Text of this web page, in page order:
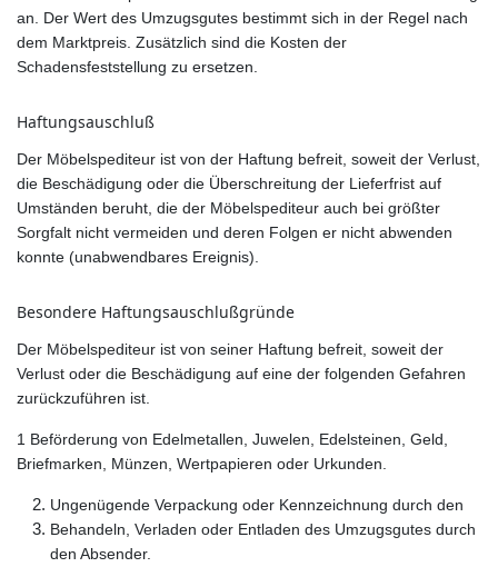
an. Der Wert des Umzugsgutes bestimmt sich in der Regel nach
dem Marktpreis. Zusätzlich sind die Kosten der
Schadensfeststellung zu ersetzen.
Haftungsauschluß
Der Möbelspediteur ist von der Haftung befreit, soweit der Verlust,
die Beschädigung oder die Überschreitung der Lieferfrist auf
Umständen beruht, die der Möbelspediteur auch bei größter
Sorgfalt nicht vermeiden und deren Folgen er nicht abwenden
konnte (unabwendbares Ereignis).
Besondere Haftungsauschlußgründe
Der Möbelspediteur ist von seiner Haftung befreit, soweit der
Verlust oder die Beschädigung auf eine der folgenden Gefahren
zurückzuführen ist.
1 Beförderung von Edelmetallen, Juwelen, Edelsteinen, Geld,
Briefmarken, Münzen, Wertpapieren oder Urkunden.
Ungenügende Verpackung oder Kennzeichnung durch den
Behandeln, Verladen oder Entladen des Umzugsgutes durch
den Absender.